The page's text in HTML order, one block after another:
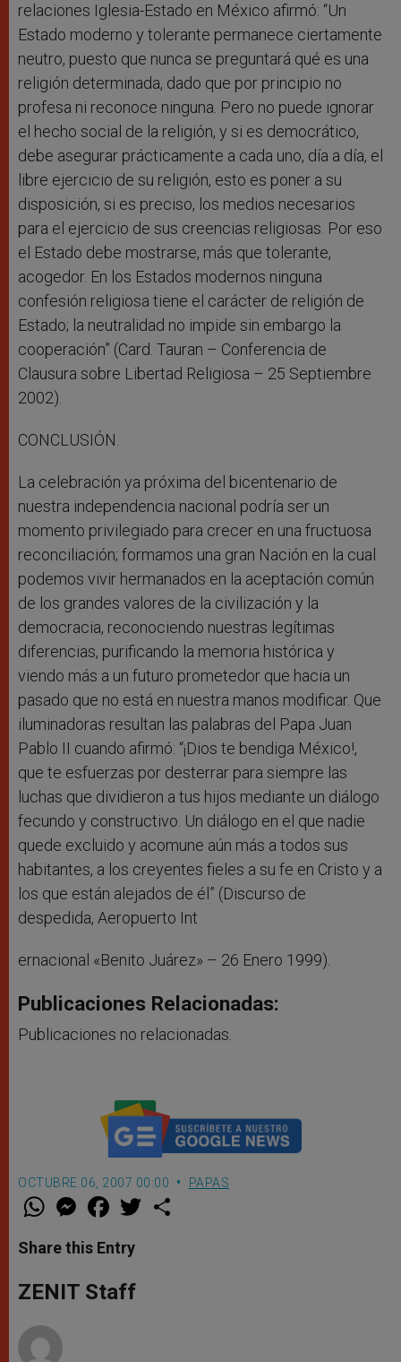
relaciones Iglesia-Estado en México afirmó: “Un
Estado moderno y tolerante permanece ciertamente
neutro, puesto que nunca se preguntará qué es una
religión determinada, dado que por principio no
profesa ni reconoce ninguna. Pero no puede ignorar
el hecho social de la religión, y si es democrático,
debe asegurar prácticamente a cada uno, día a día, el
libre ejercicio de su religión, esto es poner a su
disposición, si es preciso, los medios necesarios
para el ejercicio de sus creencias religiosas. Por eso
el Estado debe mostrarse, más que tolerante,
acogedor. En los Estados modernos ninguna
confesión religiosa tiene el carácter de religión de
Estado; la neutralidad no impide sin embargo la
cooperación” (Card. Tauran – Conferencia de
Clausura sobre Libertad Religiosa – 25 Septiembre
2002).
CONCLUSIÓN.
La celebración ya próxima del bicentenario de
nuestra independencia nacional podría ser un
momento privilegiado para crecer en una fructuosa
reconciliación; formamos una gran Nación en la cual
podemos vivir hermanados en la aceptación común
de los grandes valores de la civilización y la
democracia, reconociendo nuestras legítimas
diferencias, purificando la memoria histórica y
viendo más a un futuro prometedor que hacia un
pasado que no está en nuestra manos modificar. Que
iluminadoras resultan las palabras del Papa Juan
Pablo II cuando afirmó: “¡Dios te bendiga México!,
que te esfuerzas por desterrar para siempre las
luchas que dividieron a tus hijos mediante un diálogo
fecundo y constructivo. Un diálogo en el que nadie
quede excluido y acomune aún más a todos sus
habitantes, a los creyentes fieles a su fe en Cristo y a
los que están alejados de él” (Discurso de
despedida, Aeropuerto Int
ernacional «Benito Juárez» – 26 Enero 1999).
Publicaciones Relacionadas:
Publicaciones no relacionadas.
OCTUBRE 06, 2007 00:00 PAPAS
W
t
s
p
p
M
e
s
e
g
e
F
a
e
b
o
k
w
Share this Entry
ZENIT Staff